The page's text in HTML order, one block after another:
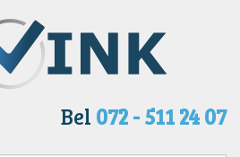
Bel 072 - 511 24 07